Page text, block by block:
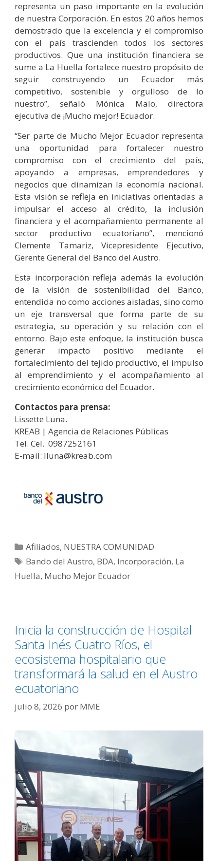
representa un paso importante en la evolución
de nuestra Corporación. En estos 20 años hemos
demostrado que la excelencia y el compromiso
con el país trascienden todos los sectores
productivos. Que una institución financiera se
sume a La Huella fortalece nuestro propósito de
seguir construyendo un Ecuador más
competitivo, sostenible y orgulloso de lo
nuestro”, señaló Mónica Malo, directora
ejecutiva de ¡Mucho mejor! Ecuador.
“Ser parte de Mucho Mejor Ecuador representa
una oportunidad para fortalecer nuestro
compromiso con el crecimiento del país,
apoyando a empresas, emprendedores y
negocios que dinamizan la economía nacional.
Esta visión se refleja en iniciativas orientadas a
impulsar el acceso al crédito, la inclusión
financiera y el acompañamiento permanente al
sector productivo ecuatoriano”, mencionó
Clemente Tamariz, Vicepresidente Ejecutivo,
Gerente General del Banco del Austro.
Esta incorporación refleja además la evolución
de la visión de sostenibilidad del Banco,
entendida no como acciones aisladas, sino como
un eje transversal que forma parte de su
estrategia, su operación y su relación con el
entorno. Bajo este enfoque, la institución busca
generar impacto positivo mediante el
fortalecimiento del tejido productivo, el impulso
al emprendimiento y el acompañamiento al
crecimiento económico del Ecuador.
Contactos para prensa:
Lissette Luna.
KREAB | Agencia de Relaciones Públicas
Tel. Cel. 0987252161
E-mail: lluna@kreab.com
Afiliados, NUESTRA COMUNIDAD
Bando del Austro, BDA, Incorporación, La
Huella, Mucho Mejor Ecuador
Inicia la construcción de Hospital
Santa Inés Cuatro Ríos, el
ecosistema hospitalario que
transformará la salud en el Austro
ecuatoriano
julio 8, 2026 por MME